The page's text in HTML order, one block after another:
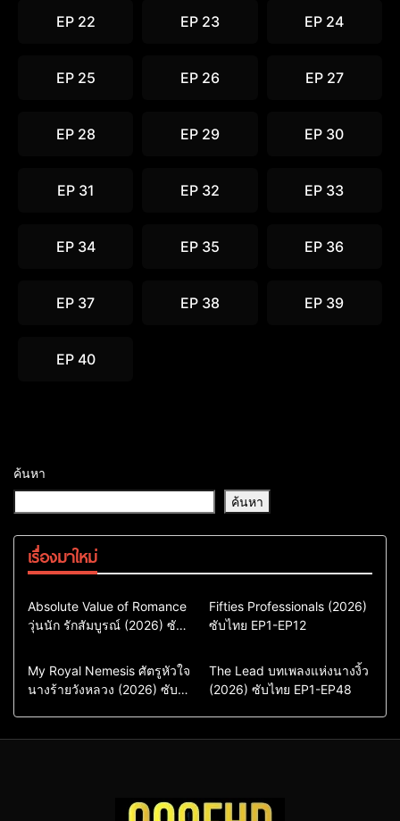
EP 22 EP 23 EP 24
EP 25 EP 26 EP 27
EP 28 EP 29 EP 30
EP 31 EP 32 EP 33
EP 34 EP 35 EP 36
EP 37 EP 38 EP 39
EP 40
ค้นหา
ค้นหา
เรื่องมาใหม่
Comedy
Drama
ซีรี่ย์เกาหลี
ซีรี่ย์เกาหลีพากย์ไทย
Absolute Value of Romance
วุ่นนัก รักสัมบูรณ์ (2026) ซับ
Action & Adventure
Comedy
Drama
ซีรี่ย์เกาหลีซับไทย
Fifties Professionals (2026)
ซับไทย EP1-EP12
Comedy
Drama
Sci-Fi & Fantasy
My Royal Nemesis ศัตรูหัวใจ
นางร้ายวังหลวง (2026) ซับ
Drama
ซีรี่ย์จีน
ซีรี่ย์จีนซับไทย
The Lead บทเพลงแห่งนางงิ้ว
(2026) ซับไทย EP1-EP48